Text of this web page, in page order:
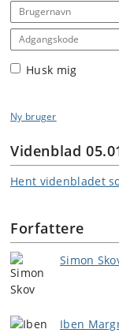
Email address
Adgangskode
Husk mig
Ny bruger
Videnblad
Hent videnbladet
Forfattere
Simon
Iben